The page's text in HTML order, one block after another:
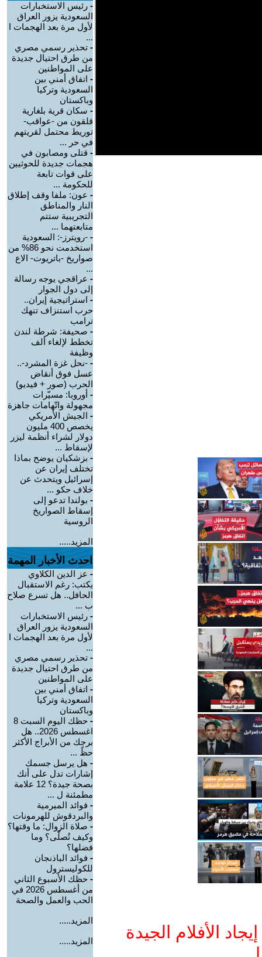
الأفلام الجيدة
- رئيس الاستخبارات
السعودية يزور العراق
لأول مرة بعد الهجمات ا
...
- تحذير رسمي مصري
من طرق احتيال جديدة
على المواطنين
- اتفاق أمني بين
السعودية وتركيا
وباكستان
- سكان قرية بلغارية
قلقون من -عواقب-
توريط محتمل لقريتهم
في حر ...
- قتلى ومصابون في
هجمات جديدة للحوثيين
على قوات تابعة
للحكومة ...
- عون: ملفا وقف إطلاق
النار والمناطق
التجريبية ستتم
متابعتهما ...
- -رويترز-: السعودية
استخدمت نحو 86% من
صواريخ -باتريوت- الاع
...
- عراقجي يوجه رسالة
إلى دول الجوار
- استراتيجية إيران..
حرب استنزاف تنهك
ترامب
- صحيفة: شرطة لندن
تخطط لإلغاء ألف
وظيفة
- -نحل غزة المشرد-..
عسل فوق أنقاض
الحرب (صور + فيديو)
- أوروبا: مسيّرات
مجهولة واتّهامات جاهزة
- الجيش الأمريكي
يخصص 400 مليون
دولار لشراء أنظمة ليزر
لإسقاط ...
- بزشكيان يوضح بماذا
تختلف إيران عن
إسرائيل ويتحدث عن
خلاف حكو ...
- بولندا تدعو إلى
إسقاط الصواريخ
الروسية
المزيد.....
احدث الأخبار المهمة
- عز الدين الكلاوي
يكتب: رغم الاستقبال
الحافل.. هل تسرع صلاح
ب ...
- رئيس الاستخبارات
السعودية يزور العراق
لأول مرة بعد الهجمات ا
...
- تحذير رسمي مصري
من طرق احتيال جديدة
على المواطنين
- اتفاق أمني بين
السعودية وتركيا
وباكستان
-
حظك اليوم السبت 8
اغسطس 2026.. هل
برجك من الأبراج الأكثر
حظً ...
- هل يرسل جسمك
إشارات تدل على أنك
بصحة جيدة؟ 12 علامة
مطمئنة ل ...
- فوائد الميرمية
والبردقوش للهرمونات
- صلاة الزوال: ما وقتها؟
وكيف تُصلّى؟ وما
فضلها؟
- فوائد الباذنجان
للكوليسترول
- حظك الأسبوع الثاني
من أغسطس 2026 في
الحب والعمل والصحة
المزيد.....
المزيد.....